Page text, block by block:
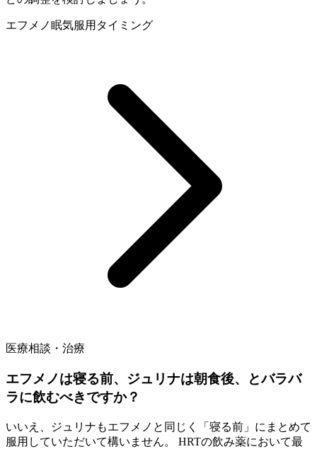
エフメノ眠気服用タイミング
医療相談・治療
エフメノは寝る前、ジュリナは朝食後、とバラバ
ラに飲むべきですか？
いいえ、ジュリナもエフメノと同じく「寝る前」にまとめて
服用していただいて構いません。 HRTの飲み薬において最